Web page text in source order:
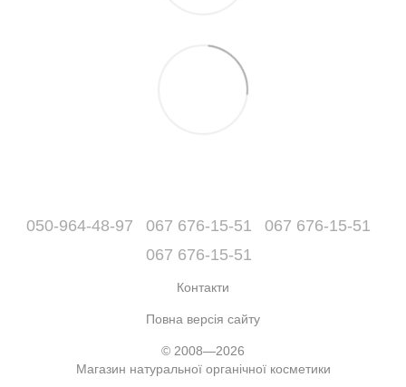
050-964-48-97 067 676-15-51
067 676-15-51
067 676-15-51
Контакти
Повна версія сайту
© 2008—2026
Магазин натуральної органічної косметики